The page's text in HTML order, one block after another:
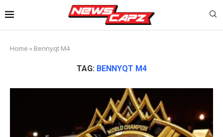
Home » Bennyqt M4
TAG: BENNYQT M4